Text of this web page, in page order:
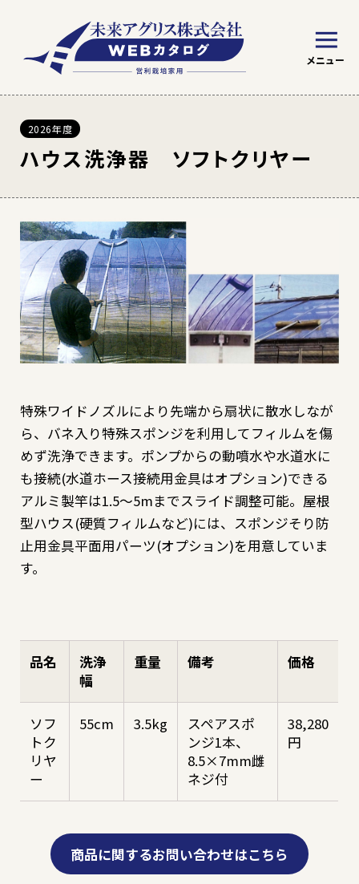
リーフレット・ POPダウンロード
草花苗
草花種子
野菜
観葉植物
園芸資材
2026年度
ハウス洗浄器 ソフトクリヤー
特殊ワイドノズルにより先端から扇状に散水しなが
ら、バネ入り特殊スポンジを利用してフィルムを傷
めず洗浄できます。ポンプからの動噴水や水道水に
も接続(水道ホース接続用金具はオプション)できる
アルミ製竿は1.5～5mまでスライド調整可能。屋根
型ハウス(硬質フィルムなど)には、スポンジそり防
止用金具平面用パーツ(オプション)を用意していま
す。
品名
洗浄
幅
重量 備考 価格
ソフ
トク
リヤ
ー
55cm 3.5kg
スペアスポ
ンジ1本、
8.5×7mm雌
ネジ付
38,280
円
商品に関するお問い合わせはこちら